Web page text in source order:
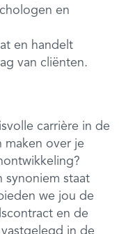
en
en handelt
van cliënten.
carrière in de
maken over je
synoniem staat
we jou de
en de
in de